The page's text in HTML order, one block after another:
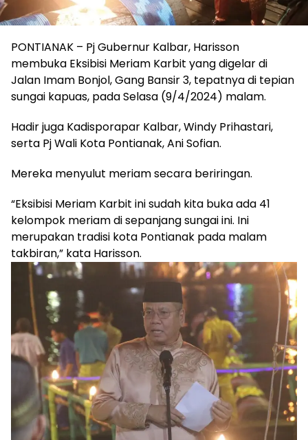
PONTIANAK – Pj Gubernur Kalbar, Harisson
membuka Eksibisi Meriam Karbit yang digelar di
Jalan Imam Bonjol, Gang Bansir 3, tepatnya di tepian
sungai kapuas, pada Selasa (9/4/2024) malam.
Hadir juga Kadisporapar Kalbar, Windy Prihastari,
serta Pj Wali Kota Pontianak, Ani Sofian.
Mereka menyulut meriam secara beriringan.
“Eksibisi Meriam Karbit ini sudah kita buka ada 41
kelompok meriam di sepanjang sungai ini. Ini
merupakan tradisi kota Pontianak pada malam
takbiran,” kata Harisson.